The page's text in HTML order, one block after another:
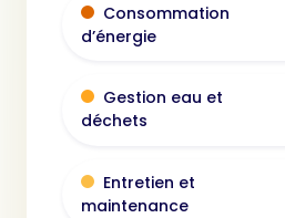
Consommation
d’énergie
Gestion eau et
déchets
Entretien et
maintenance